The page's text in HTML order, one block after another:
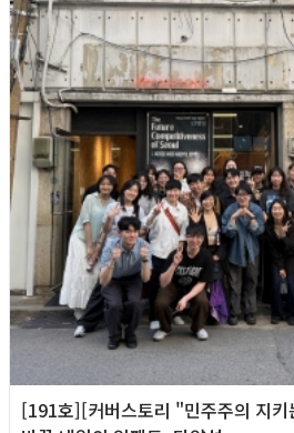
[191호][커버스토리 "민주주의 지